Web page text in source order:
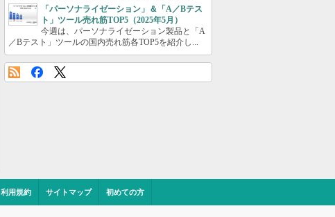
「パーソナライゼーション」＆「A／Bテス
ト」ツール売れ筋TOP5（2025年5月）
今週は、パーソナライゼーション製品と「A
／Bテスト」ツールの国内売れ筋各TOP5を紹介し...
利用規約 サイトマップ 初めての方